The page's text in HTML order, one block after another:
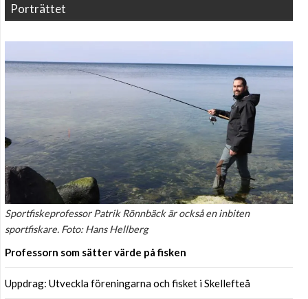
Porträttet
Sportfiskeprofessor Patrik Rönnbäck är också en inbiten
sportfiskare. Foto: Hans Hellberg
Professorn som sätter värde på fisken
Uppdrag: Utveckla föreningarna och fisket i Skellefteå